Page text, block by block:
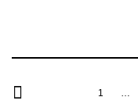
1 …